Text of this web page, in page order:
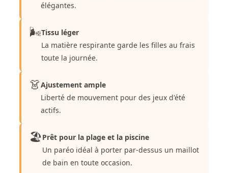
élégantes.
🌬️Tissu léger
La matière respirante garde les filles au frais
toute la journée.
👗Ajustement ample
Liberté de mouvement pour des jeux d'été
actifs.
🏖️Prêt pour la plage et la piscine
Un paréo idéal à porter par-dessus un maillot
de bain en toute occasion.